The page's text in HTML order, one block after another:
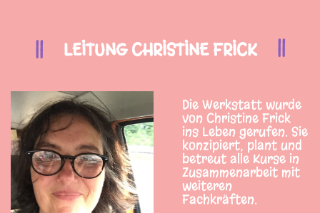
LEITUNG CHRISTINE FRICK
Die Werkstatt wurde
von Christine Frick
ins Leben gerufen. Sie
konzipiert, plant und
betreut alle Kurse in
Zusammenarbeit mit
weiteren
Fachkräften.